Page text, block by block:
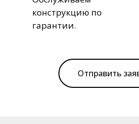
конструкцию по
гарантии.
Отправить